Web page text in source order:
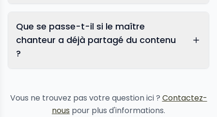
Que se passe-t-il si le maître
chanteur a déjà partagé du contenu
?
Vous ne trouvez pas votre question ici ? Contactez-
nous pour plus d'informations.